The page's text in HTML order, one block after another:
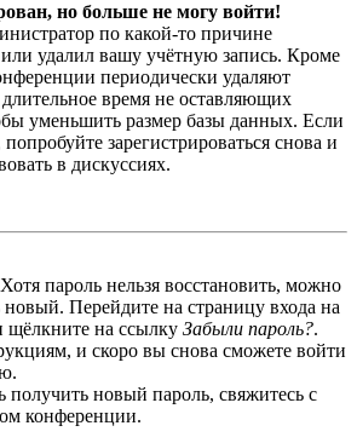
но больше не могу войти!
по какой-то причине
или удалил вашу учётную запись. Кроме
периодически удаляют
длительное время не оставляющих
уменьшить размер базы данных. Если
зарегистрироваться снова и
в дискуссиях.
пароль нельзя восстановить, можно
новый. Перейдите на страницу входа на
на ссылку Забыли пароль?.
и скоро вы снова сможете войти
получить новый пароль, свяжитесь с
конференции.